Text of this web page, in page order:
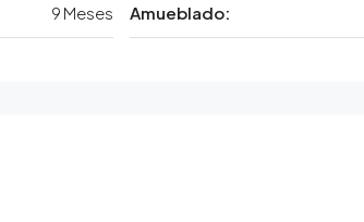
9 Meses Amueblado: